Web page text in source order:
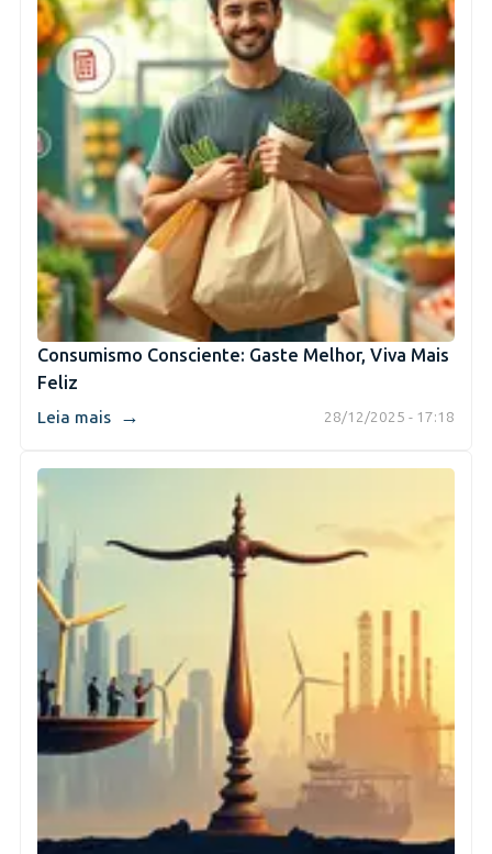
Consumismo Consciente: Gaste Melhor, Viva Mais
Feliz
28/12/2025 - 17:18
Leia mais →